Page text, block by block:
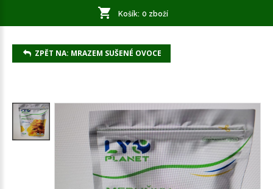
Košík: 0 zboží
ZPĚT NA: MRAZEM SUŠENÉ OVOCE